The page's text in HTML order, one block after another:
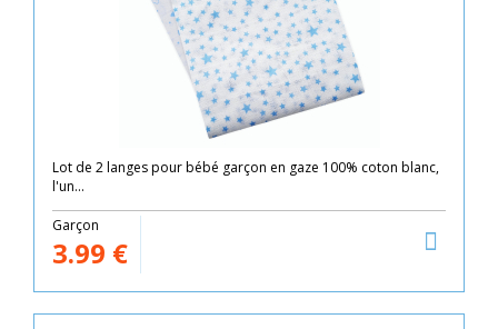
Lot de 2 langes pour bébé garçon en gaze 100% coton blanc,
l'un...
Garçon
3.99 €